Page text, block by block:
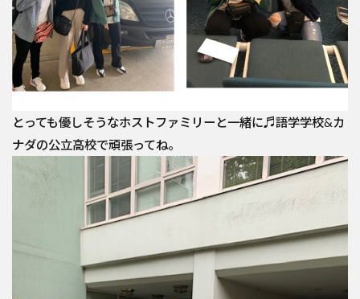
とっても優しそうなホストファミリーと一緒に♬語学学校&カ
ナダの公立高校で頑張ってね。